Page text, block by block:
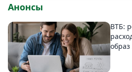
Анонсы
ВТБ: